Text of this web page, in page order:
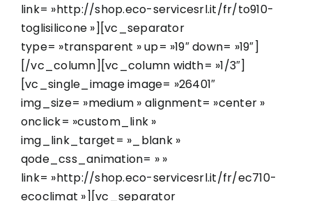
link= »http://shop.eco-servicesrl.it/fr/to910-
toglisilicone »][vc_separator
type= »transparent » up= »19″ down= »19″]
[/vc_column][vc_column width= »1/3″]
[vc_single_image image= »26401″
img_size= »medium » alignment= »center »
onclick= »custom_link »
img_link_target= »_blank »
qode_css_animation= » »
link= »http://shop.eco-servicesrl.it/fr/ec710-
ecoclimat »][vc_separator